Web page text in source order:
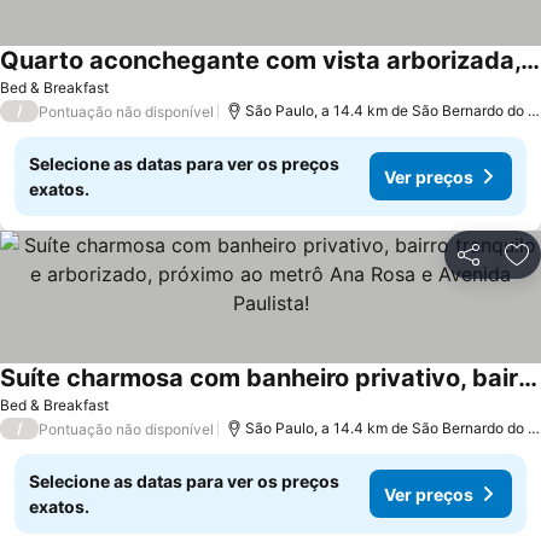
Bed & Breakfast
Quarto aconchegante com vista arborizada, próximo ao metrô Ana Rosa e Avenida Paulista!
/ Pontuação não disponível São Paulo, a 14.4 km de São Bernardo do Campo
Selecione as datas para ver os preços
exatos.
Ver preços
Partilhar
Bed & Breakfast
Suíte charmosa com banheiro privativo, bairro tranquilo e arborizado, próximo ao metrô Ana Rosa e Avenida Paulista!
/ Pontuação não disponível São Paulo, a 14.4 km de São Bernardo do Campo
Selecione as datas para ver os preços
exatos.
Ver preços